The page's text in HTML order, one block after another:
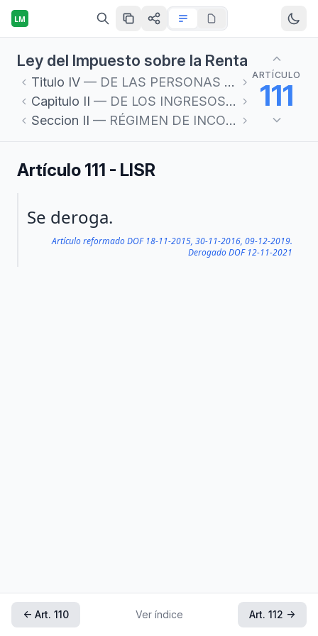
LM
Ley del Impuesto sobre la Renta
Titulo IV — DE LAS PERSONAS FÍSICAS
Capitulo II — DE LOS INGRESOS POR ACTIVIDADES EMPRESARIALES Y PROFESIONALES
Seccion II — RÉGIMEN DE INCORPORACIÓN FISCAL
ARTÍCULO
111
Artículo 111 - LISR
Párrafo 1
Se deroga.
Artículo reformado DOF 18-11-2015, 30-11-2016, 09-12-2019.
Derogado DOF 12-11-2021
← Art. 110 Ver índice Art. 112 →